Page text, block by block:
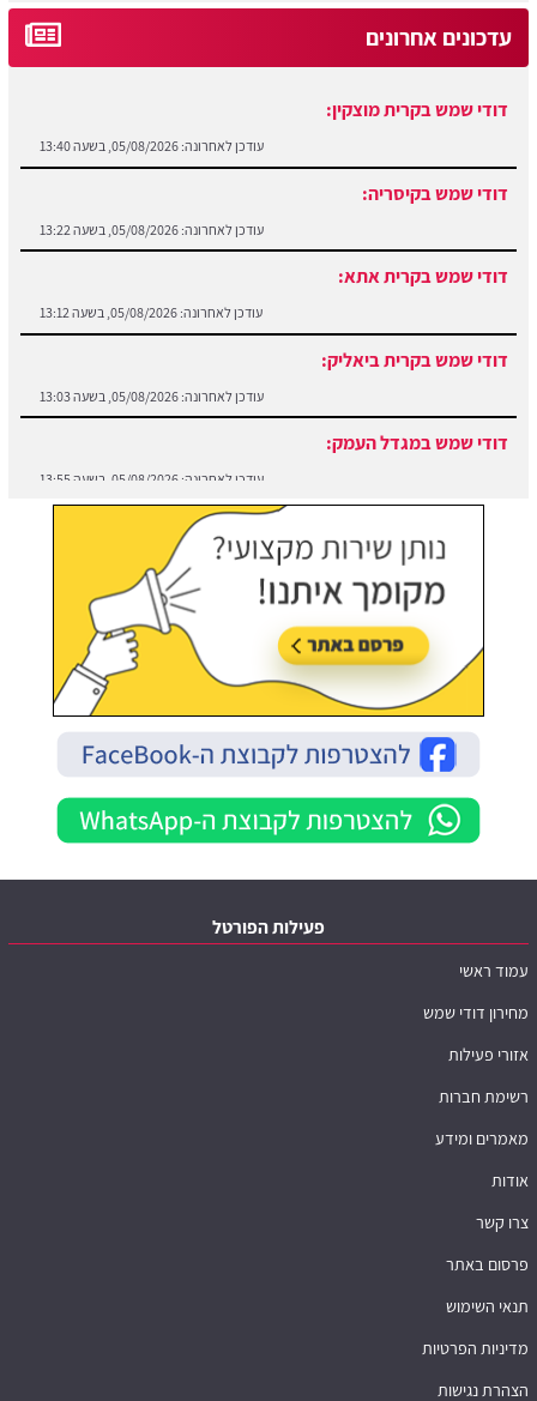
עדכונים אחרונים
דודי שמש בקרית מוצקין:
פעילות הפורטל
עמוד ראשי
מחירון דודי שמש
אזורי פעילות
רשימת חברות
מאמרים ומידע
אודות
צרו קשר
פרסום באתר
תנאי השימוש
מדיניות הפרטיות
הצהרת נגישות